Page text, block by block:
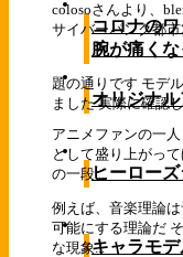
colosoさんより、
サイバーパンク都
コロナの
腕が痛く
題の通りです モデ
ました 実際に確認
オリジナ
アニメファンの一
として盛り上がっ
の一段...ヒーロー
例えば、音楽理論
可能にする理論だ
な現象...キャラモ